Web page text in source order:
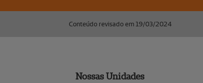
Conteúdo revisado em 19/03/2024
Nossas Unidades